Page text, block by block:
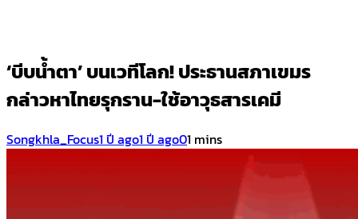
‘บีบน้ำตา’ บนเวทีโลก! ประธานสภาเขมร
กล่าวหาไทยรุกราน-ใช้อาวุธสารเคมี
Songkhla_Focus1 ปี ago1 ปี ago01 mins